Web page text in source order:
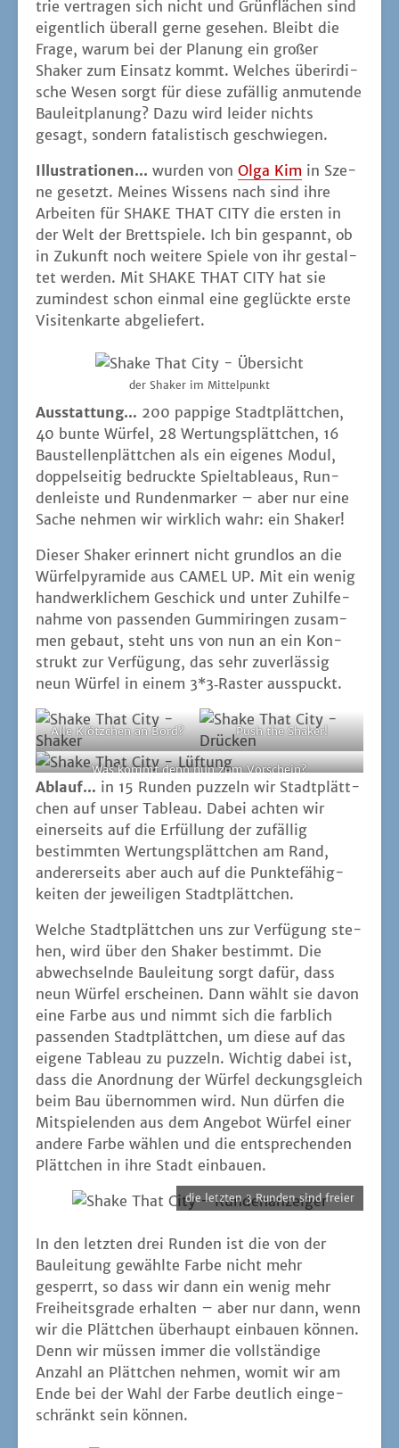
trie ver­tra­gen sich nicht und Grün­flä­chen sind
eigent­lich über­all ger­ne gese­hen. Bleibt die
Fra­ge, war­um bei der Pla­nung ein gro­ßer
Shaker zum Ein­satz kommt. Wel­ches über­ir­di­
sche Wesen sorgt für die­se zufäl­lig anmu­ten­de
Bau­leit­pla­nung? Dazu wird lei­der nichts
gesagt, son­dern fata­lis­tisch geschwiegen.
Illus­tra­tio­nen... wur­den von Olga Kim in Sze­
ne gesetzt. Mei­nes Wis­sens nach sind ihre
Arbei­ten für SHAKE THAT CITY die ers­ten in
der Welt der Brett­spie­le. Ich bin gespannt, ob
in Zukunft noch wei­te­re Spie­le von ihr gestal­
tet wer­den. Mit SHAKE THAT CITY hat sie
zumin­dest schon ein­mal eine geglück­te ers­te
Visi­ten­kar­te abgeliefert.
der Shaker im Mittelpunkt
Aus­stat­tung… 200 pap­pi­ge Stadt­plätt­chen,
40 bun­te Wür­fel, 28 Wer­tungs­plätt­chen, 16
Bau­stel­len­plätt­chen als ein eige­nes Modul,
dop­pel­sei­tig bedruck­te Spiel­ta­bleaus, Run­
den­leis­te und Run­den­mar­ker – aber nur eine
Sache neh­men wir wirk­lich wahr: ein Shaker!
Die­ser Shaker erin­nert nicht grund­los an die
Wür­fel­py­ra­mi­de aus CAMEL UP. Mit ein wenig
hand­werk­li­chem Geschick und unter Zuhil­fe­
nah­me von pas­sen­den Gum­mi­rin­gen zusam­
men gebaut, steht uns von nun an ein Kon­
strukt zur Ver­fü­gung, das sehr zuver­läs­sig
neun Wür­fel in einem 3*3‑Raster ausspuckt.
Alle Klötz­chen an Bord? Push the Shaker!
Was kommt denn nun zum Vorschein?
Ablauf… in 15 Run­den puz­zeln wir Stadt­plätt­
chen auf unser Tableau. Dabei ach­ten wir
einer­seits auf die Erfül­lung der zufäl­lig
bestimm­ten Wer­tungs­plätt­chen am Rand,
ande­rer­seits aber auch auf die Punk­te­fä­hig­
kei­ten der jewei­li­gen Stadtplättchen.
Wel­che Stadt­plätt­chen uns zur Ver­fü­gung ste­
hen, wird über den Shaker bestimmt. Die
abwech­seln­de Bau­lei­tung sorgt dafür, dass
neun Wür­fel erschei­nen. Dann wählt sie davon
eine Far­be aus und nimmt sich die farb­lich
pas­sen­den Stadt­plätt­chen, um die­se auf das
eige­ne Tableau zu puz­zeln. Wich­tig dabei ist,
dass die Anord­nung der Wür­fel deckungs­gleich
beim Bau über­nom­men wird. Nun dür­fen die
Mit­spie­len­den aus dem Ange­bot Wür­fel einer
ande­re Far­be wäh­len und die ent­spre­chen­den
Plätt­chen in ihre Stadt einbauen.
die letz­ten 3 Run­den sind freier
In den letz­ten drei Run­den ist die von der
Bau­lei­tung gewähl­te Far­be nicht mehr
gesperrt, so dass wir dann ein wenig mehr
Frei­heits­gra­de erhal­ten – aber nur dann, wenn
wir die Plätt­chen über­haupt ein­bau­en kön­nen.
Denn wir müs­sen immer die voll­stän­di­ge
Anzahl an Plätt­chen neh­men, womit wir am
Ende bei der Wahl der Far­be deut­lich ein­ge­
schränkt sein können.